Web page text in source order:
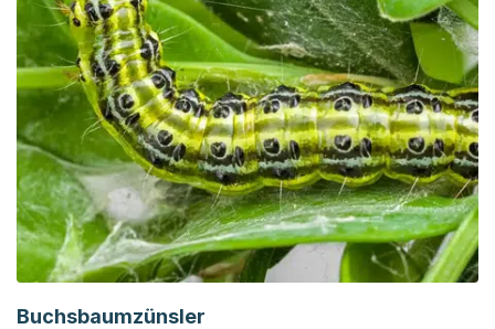
Buchsbaumzünsler